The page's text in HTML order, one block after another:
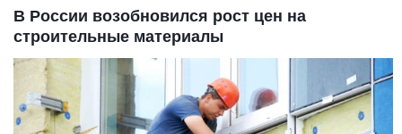
В России возобновился рост цен на
строительные материалы